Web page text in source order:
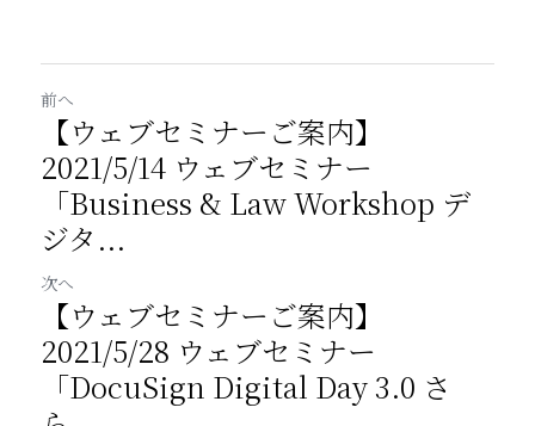
前へ
【ウェブセミナーご案内】
2021/5/14 ウェブセミナー
「Business & Law Workshop デ
ジタ...
次へ
【ウェブセミナーご案内】
2021/5/28 ウェブセミナー
「DocuSign Digital Day 3.0 さ